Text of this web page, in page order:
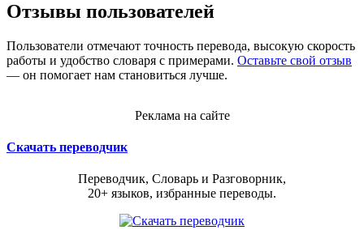
Отзывы пользователей
Пользователи отмечают точность перевода, высокую скорость
работы и удобство словаря с примерами. Оставьте свой отзыв
— он помогает нам становиться лучше.
Реклама на сайте
Скачать переводчик
Переводчик, Словарь и Разговорник,
20+ языков, избранные переводы.